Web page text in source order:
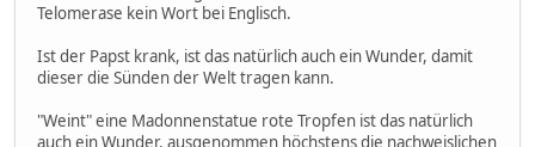
Telomerase kein Wort bei Englisch.
Ist der Papst krank, ist das natürlich auch ein Wunder, damit
dieser die Sünden der Welt tragen kann.
"Weint" eine Madonnenstatue rote Tropfen ist das natürlich
auch ein Wunder, ausgenommen höchstens die nachweislichen